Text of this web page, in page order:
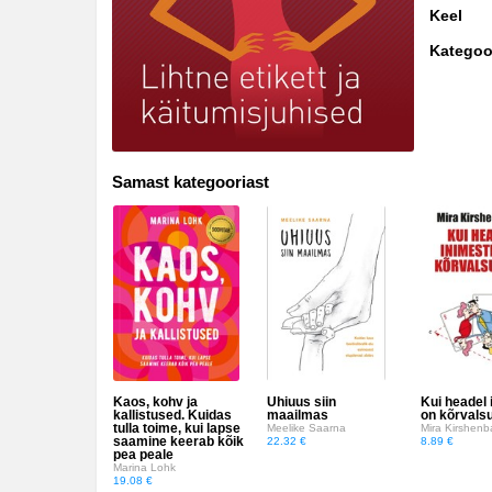
Disain
Eesti autorid
Eneseabi ja vaimsus
Erootika
Etenduskunstid
Fantaasia
Filosoofia ja eetika
Fotograafia
Haridus
Harrastused
Keel
Samast kategooriast
Kaos, kohv ja
kallistused. Kuidas
tulla toime, kui lapse
saamine keerab kõik
pea peale
Marina Lohk
19.08 €
Uhiuus siin
maailmas
Meelike Saarna
22.32 €
Kui headel
on
Mira
8.89 €